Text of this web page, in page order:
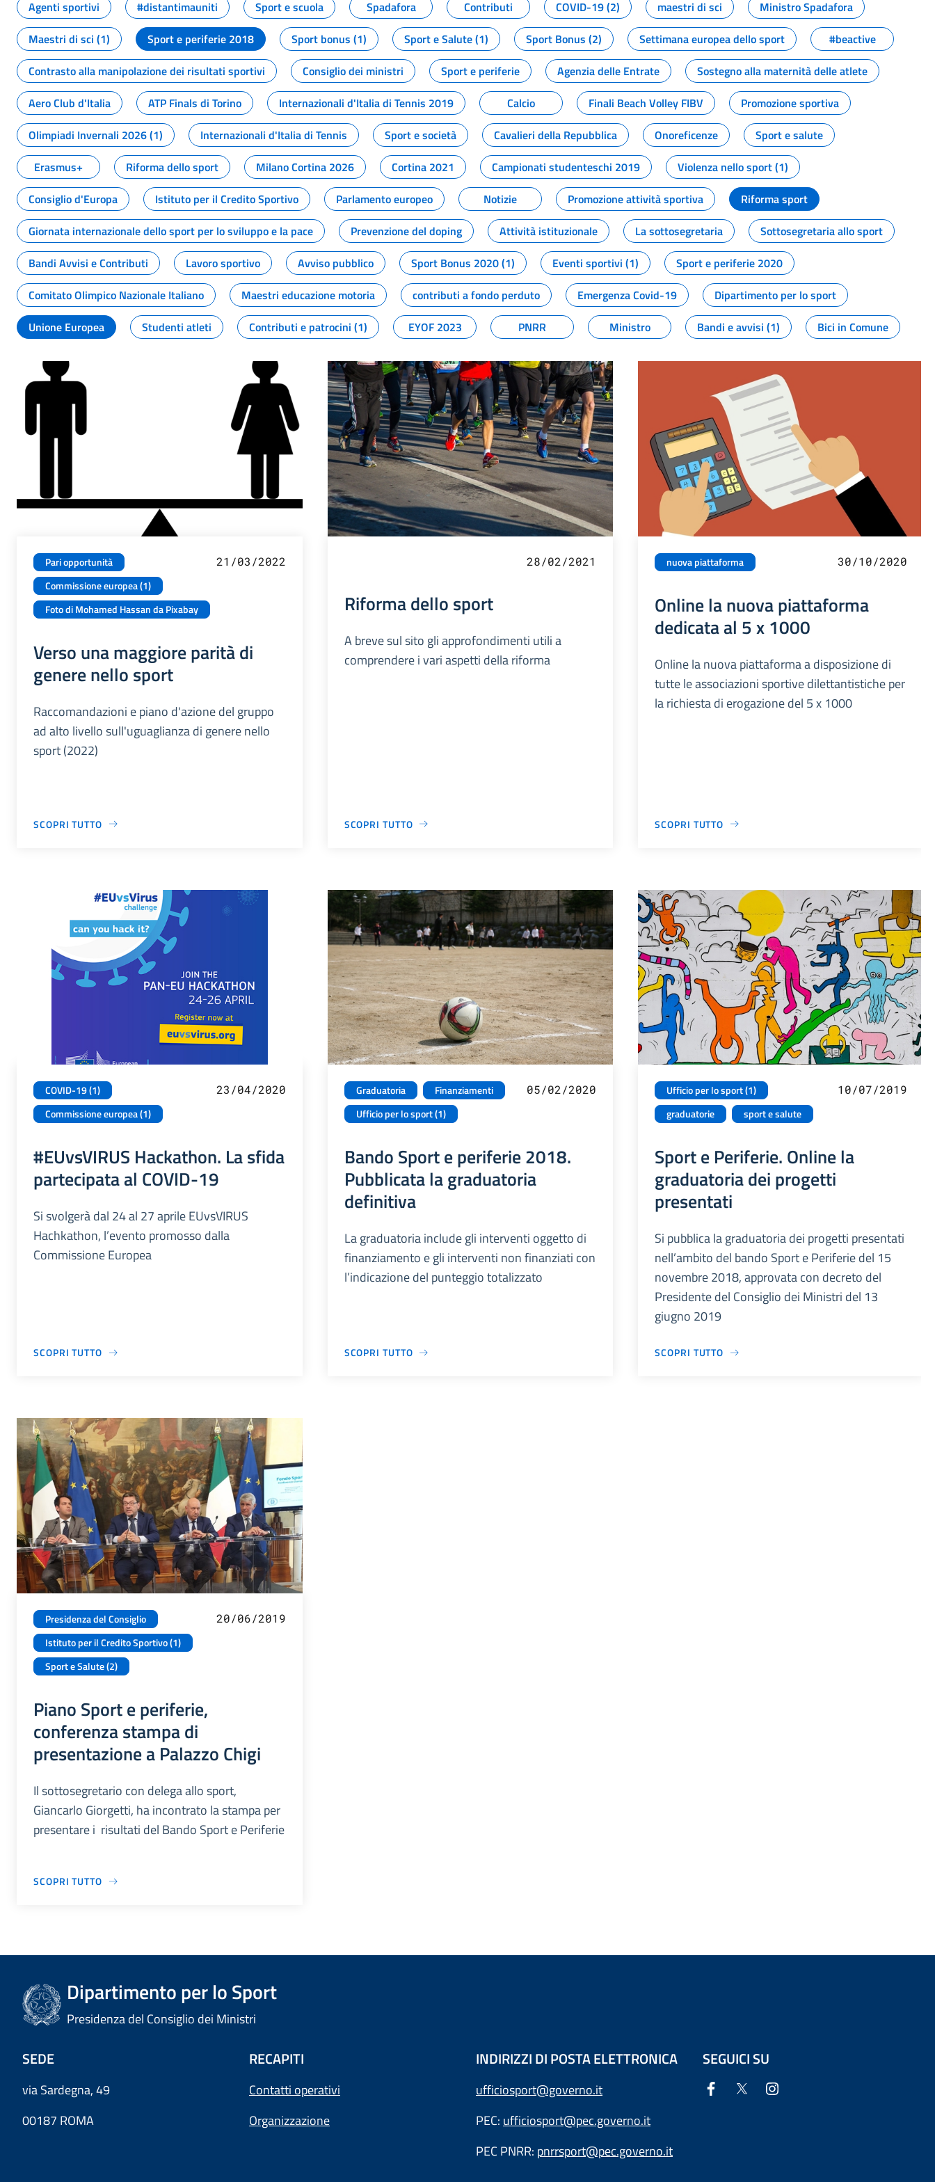
Agenti sportivi
#distantimauniti Sport e scuola Spadafora Contributi COVID-19 (2) maestri di sci
Ministro Spadafora
Maestri di sci (1)
Sport e periferie 2018 Sport bonus (1) Sport e Salute (1) Sport Bonus (2) Settimana europea dello sport
#beactive
Contrasto alla manipolazione dei risultati sportivi
Consiglio dei ministri Sport e periferie Agenzia delle Entrate
Sostegno alla maternità delle atlete
Aero Club d'Italia
ATP Finals di Torino Internazionali d'Italia di Tennis 2019 Calcio Finali Beach Volley FIBV
Promozione sportiva
Olimpiadi Invernali 2026 (1)
Internazionali d'Italia di Tennis Sport e società Cavalieri della Repubblica Onoreficenze
Sport e salute
Erasmus+
Riforma dello sport Milano Cortina 2026 Cortina 2021 Campionati studenteschi 2019
Violenza nello sport (1)
Consiglio d'Europa
Istituto per il Credito Sportivo Parlamento europeo Notizie Promozione attività sportiva
Riforma sport
Giornata internazionale dello sport per lo sviluppo e la pace
Prevenzione del doping Attività istituzionale La sottosegretaria
Sottosegretaria allo sport
Bandi Avvisi e Contributi
Lavoro sportivo Avviso pubblico Sport Bonus 2020 (1) Eventi sportivi (1)
Sport e periferie 2020
Comitato Olimpico Nazionale Italiano
Maestri educazione motoria contributi a fondo perduto Emergenza Covid-19
Dipartimento per lo sport
Unione Europea
Studenti atleti Contributi e patrocini (1) EYOF 2023 PNRR Ministro Bandi e avvisi (1) Bici in Comune
Pari opportunità
Commissione europea (1)
Foto di Mohamed Hassan da Pixabay
21/03/2022
Verso una maggiore parità di
genere nello sport
Raccomandazioni e piano d'azione del gruppo
ad alto livello sull'uguaglianza di genere nello
sport (2022)
SCOPRI TUTTO
28/02/2021
Riforma dello sport
A breve sul sito gli approfondimenti utili a
comprendere i vari aspetti della riforma
SCOPRI TUTTO
nuova piattaforma 30/10/2020
Online la nuova piattaforma
dedicata al 5 x 1000
Online la nuova piattaforma a disposizione di
tutte le associazioni sportive dilettantistiche per
la richiesta di erogazione del 5 x 1000
SCOPRI TUTTO
COVID-19 (1)
Commissione europea (1)
23/04/2020
#EUvsVIRUS Hackathon. La sfida
partecipata al COVID-19
Si svolgerà dal 24 al 27 aprile EUvsVIRUS
Hachkathon, l’evento promosso dalla
Commissione Europea
SCOPRI TUTTO
Graduatoria
Finanziamenti
Ufficio per lo sport (1)
05/02/2020
Bando Sport e periferie 2018.
Pubblicata la graduatoria
definitiva
La graduatoria include gli interventi oggetto di
finanziamento e gli interventi non finanziati con
l’indicazione del punteggio totalizzato
SCOPRI TUTTO
Ufficio per lo sport (1)
graduatorie
sport e salute
10/07/2019
Sport e Periferie. Online la
graduatoria dei progetti
presentati
Si pubblica la graduatoria dei progetti presentati
nell’ambito del bando Sport e Periferie del 15
novembre 2018, approvata con decreto del
Presidente del Consiglio dei Ministri del 13
giugno 2019
SCOPRI TUTTO
Presidenza del Consiglio
Istituto per il Credito Sportivo (1)
Sport e Salute (2)
20/06/2019
Piano Sport e periferie,
conferenza stampa di
presentazione a Palazzo Chigi
Il sottosegretario con delega allo sport,
Giancarlo Giorgetti, ha incontrato la stampa per
presentare i risultati del Bando Sport e Periferie
SCOPRI TUTTO
Dipartimento per lo Sport
Presidenza del Consiglio dei Ministri
SEDE
via Sardegna, 49
00187 ROMA
RECAPITI
Contatti operativi
Organizzazione
INDIRIZZI DI POSTA ELETTRONICA
ufficiosport@governo.it
PEC: ufficiosport@pec.governo.it
PEC PNRR: pnrrsport@pec.governo.it
SEGUICI SU